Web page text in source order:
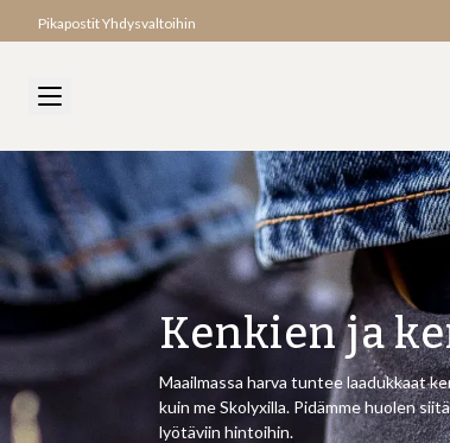
Pikapostit Yhdysvaltoihin
Kenkien ja
Maailmassa harva tuntee laadukkaat
kuin me Skolyxilla. Pidämme huolen
lyötäviin hintoihin.